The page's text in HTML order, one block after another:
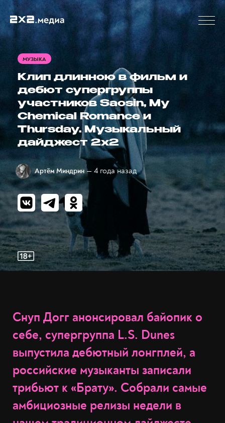
МУЗЫКА
Клип длинною в фильм и
дебют супергруппы
участников Saosin, My
Chemical Romance и
Thursday. Музыкальный
дайджест 2х2
Артём Миндрин — 4 года назад
Снуп Догг анонсировал байопик о
себе, супергруппа L.S. Dunes
выпустила дебютный лонгплей, а
российские музыканты записали
трибьют к «Брату». Собрали самые
амбициозные релизы недели в